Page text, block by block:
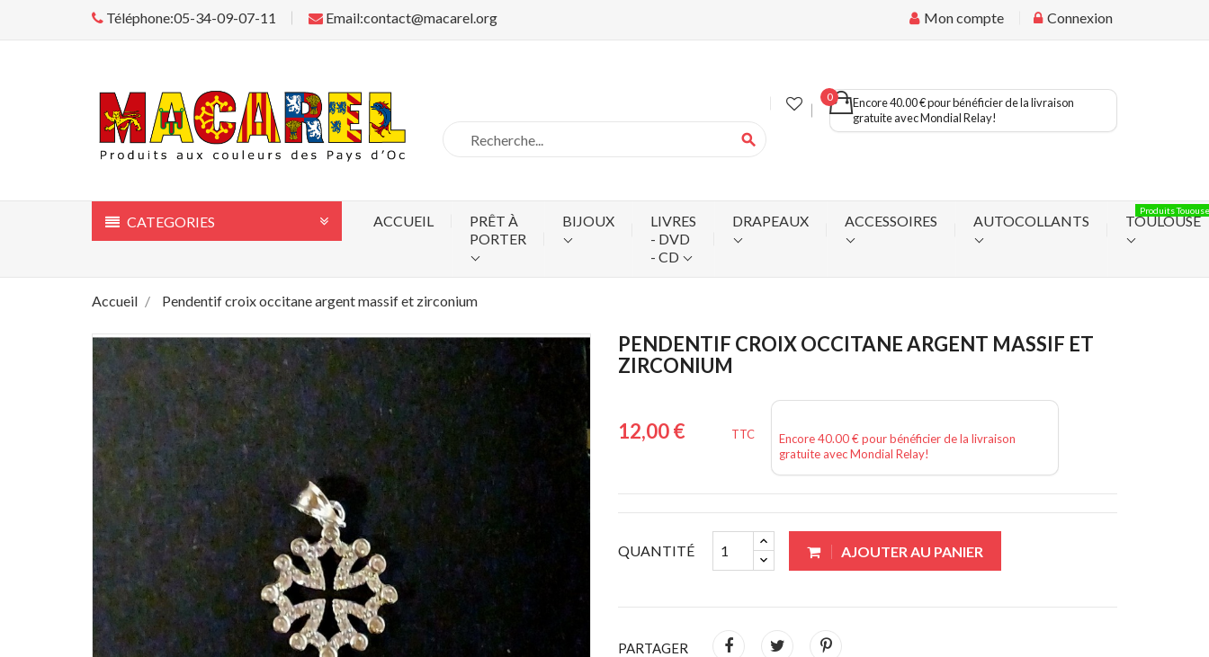
Téléphone:05-34-09-07-11 Email:contact@macarel.org Mon compte Connexion
0
Encore 40.00 € pour bénéficier de la livraison
gratuite avec Mondial Relay!
search
CATEGORIES ACCUEIL
PRÊT À
PORTER
BIJOUX
LIVRES
- DVD
- CD
DRAPEAUX ACCESSOIRES AUTOCOLLANTS TOULOUSE
Produits Tououse
Accueil Pendentif croix occitane argent massif et zirconium
PENDENTIF CROIX OCCITANE ARGENT MASSIF ET
ZIRCONIUM
12,00 € TTC
Encore 40.00 € pour bénéficier de la livraison
gratuite avec Mondial Relay!
QUANTITÉ AJOUTER AU PANIER
PARTAGER